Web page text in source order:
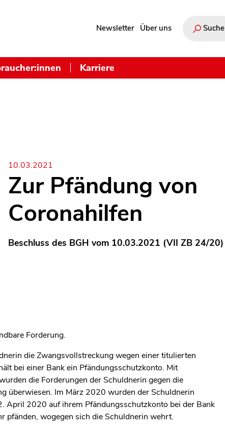
Newsletter Über uns Suche
Karriere
10.03.2021
Zur Pfändung von
Coronahilfen
Beschluss des BGH vom 10.03.2021 (VII ZB 24/20)
Forderung.
die Zwangsvollstreckung wegen einer titulierten
bei einer Bank ein Pfändungsschutzkonto. Mit
die Forderungen der Schuldnerin gegen die
überwiesen. Im März 2020 wurden der Schuldnerin
2020 auf ihrem Pfändungsschutzkonto bei der Bank
pfänden, wogegen sich die Schuldnerin wehrt.